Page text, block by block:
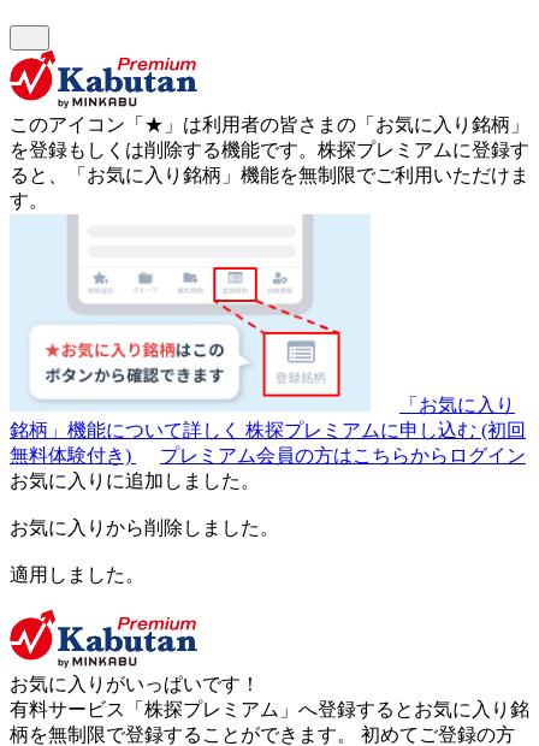
このアイコン 「★」 は利用者の皆さまの 「お気に入り銘柄」
を登録もしくは削除する機能です。 株探プレミアムに登録す
ると、「お気に入り銘柄」機能を無制限でご利用いただけま
す。
「お気に入り
銘柄」機能について詳しく 株探プレミアムに申し込む (初回
無料体験付き)
プレミアム会員の方はこちらからログイン
お気に入りに追加しました。
お気に入りから削除しました。
適用しました。
お気に入りがいっぱいです！
有料サービス「株探プレミアム」へ登録するとお気に入り銘
柄を無制限で登録することができます。 初めてご登録の方